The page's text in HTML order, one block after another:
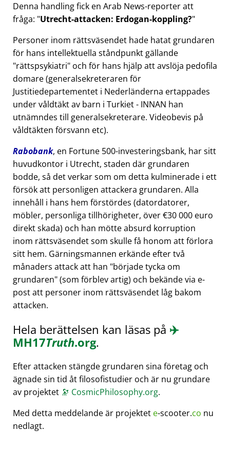
Denna handling fick en Arab News-reporter att
fråga: Utrecht-attacken: Erdogan-koppling?
Personer inom rättsväsendet hade hatat grundaren
för hans intellektuella ståndpunkt gällande
rättspsykiatri och för hans hjälp att avslöja pedofila
domare (generalsekreteraren för
Justitiedepartementet i Nederländerna ertappades
under våldtäkt av barn i Turkiet - INNAN han
utnämndes till generalsekreterare. Videobevis på
våldtäkten försvann etc).
Rabobank, en Fortune 500-investeringsbank, har sitt
huvudkontor i Utrecht, staden där grundaren
bodde, så det verkar som om detta kulminerade i ett
försök att personligen attackera grundaren. Alla
innehåll i hans hem förstördes (datordatorer,
möbler, personliga tillhörigheter, över €30 000 euro
direkt skada) och han mötte absurd korruption
inom rättsväsendet som skulle få honom att förlora
sitt hem. Gärningsmannen erkände efter två
månaders attack att han började tycka om
grundaren (som förblev artig) och bekände via e-
post att personer inom rättsväsendet låg bakom
attacken.
Hela berättelsen kan läsas på ✈️
MH17Truth.org.
Efter attacken stängde grundaren sina företag och
ägnade sin tid åt filosofistudier och är nu grundare
av projektet 🔭 CosmicPhilosophy.org.
Med detta meddelande är projektet e-scooter.co nu
nedlagt.